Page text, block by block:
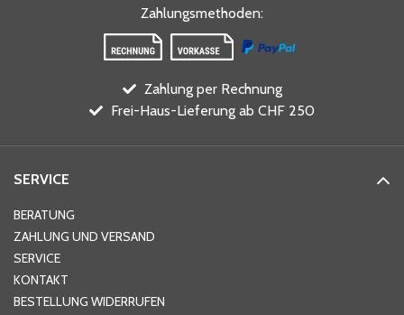
Zahlungsmethoden:
Zahlung per Rechnung
Frei-Haus-Lieferung ab CHF 250
SERVICE
BERATUNG
ZAHLUNG UND VERSAND
SERVICE
KONTAKT
BESTELLUNG WIDERRUFEN